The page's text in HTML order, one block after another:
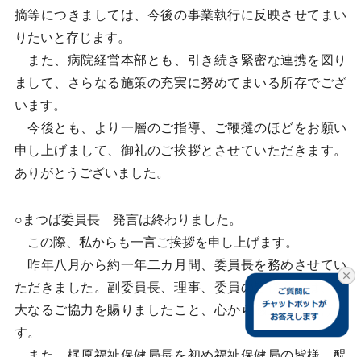
摘等につきましては、今後の事業執行に反映させてまい
りたいと存じます。
また、病院経営本部とも、引き続き緊密な連携を図り
まして、さらなる施策の充実に努めてまいる所存でござ
います。
今後とも、より一層のご指導、ご鞭撻のほどをお願い
申し上げまして、御礼のご挨拶とさせていただきます。
ありがとうございました。
○まつば委員長 発言は終わりました。
この際、私からも一言ご挨拶を申し上げます。
昨年八月から約一年二カ月間、委員長を務めさせてい
ただきました。副委員長、理事、委員の皆様方には、多
大なるご協力を賜りましたこと、心から感謝申し上げま
す。